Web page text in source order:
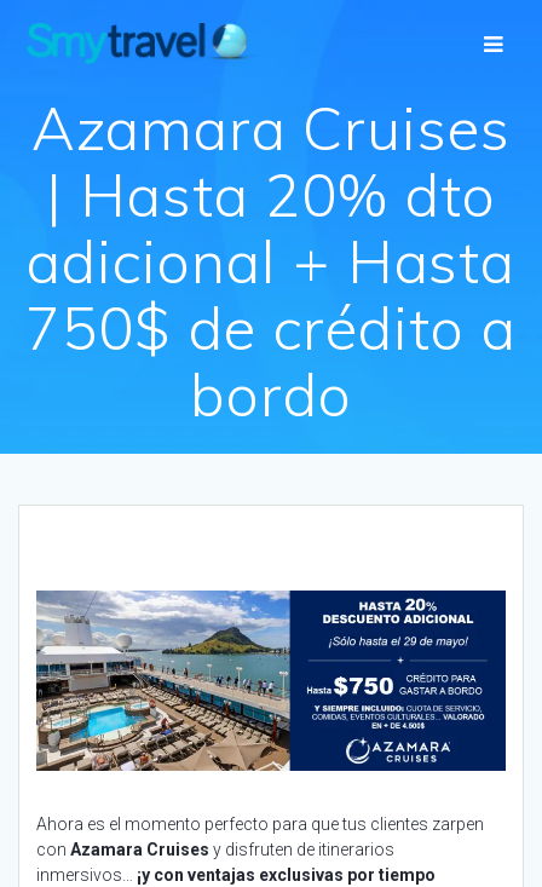
Azamara Cruises
| Hasta 20% dto
adicional + Hasta
750$ de crédito a
bordo
Ahora es el momento perfecto para que tus clientes zarpen
con Azamara Cruises y disfruten de itinerarios
inmersivos…
¡y con ventajas exclusivas por tiempo